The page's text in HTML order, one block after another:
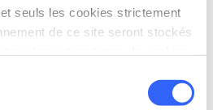
seuls les cookies strictement
de ce site seront stockés
première, la terre cuite
les toits, décorer les
Latradition de la terre